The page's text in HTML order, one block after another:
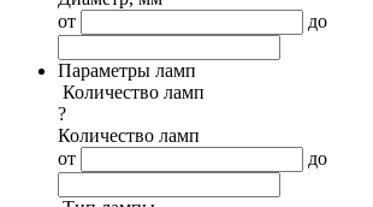
от
до
Параметры ламп
Количество ламп
?
Количество ламп
от
до